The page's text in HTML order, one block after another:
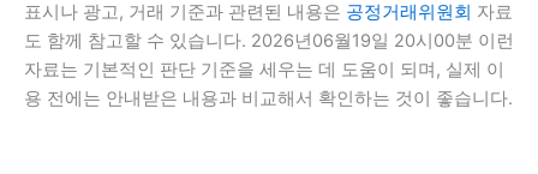
표시나 광고, 거래 기준과 관련된 내용은 공정거래위원회 자료
도 함께 참고할 수 있습니다. 2026년06월19일 20시00분 이런
자료는 기본적인 판단 기준을 세우는 데 도움이 되며, 실제 이
용 전에는 안내받은 내용과 비교해서 확인하는 것이 좋습니다.